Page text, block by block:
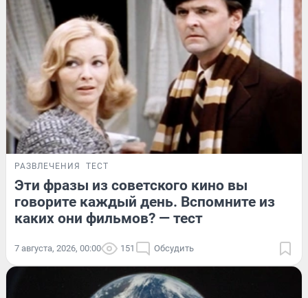
РАЗВЛЕЧЕНИЯ ТЕСТ
Эти фразы из советского кино вы
говорите каждый день. Вспомните из
каких они фильмов? — тест
7 августа, 2026, 00:00 151 Обсудить